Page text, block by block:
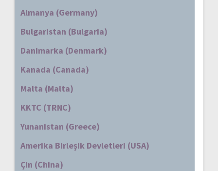
Almanya (Germany)
Bulgaristan (Bulgaria)
Danimarka (Denmark)
Kanada (Canada)
Malta (Malta)
KKTC (TRNC)
Yunanistan (Greece)
Amerika Birleşik Devletleri (USA)
Çin (China)